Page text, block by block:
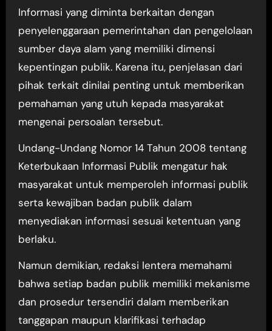
Informasi yang diminta berkaitan dengan
penyelenggaraan pemerintahan dan pengelolaan
sumber daya alam yang memiliki dimensi
kepentingan publik. Karena itu, penjelasan dari
pihak terkait dinilai penting untuk memberikan
pemahaman yang utuh kepada masyarakat
mengenai persoalan tersebut.
Undang-Undang Nomor 14 Tahun 2008 tentang
Keterbukaan Informasi Publik mengatur hak
masyarakat untuk memperoleh informasi publik
serta kewajiban badan publik dalam
menyediakan informasi sesuai ketentuan yang
berlaku.
Namun demikian, redaksi lentera memahami
bahwa setiap badan publik memiliki mekanisme
dan prosedur tersendiri dalam memberikan
tanggapan maupun klarifikasi terhadap